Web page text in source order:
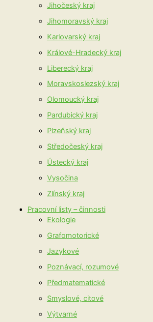
Jihočeský kraj
Jihomoravský kraj
Karlovarský kraj
Králové-Hradecký kraj
Liberecký kraj
Moravskoslezský kraj
Olomoucký kraj
Pardubický kraj
Plzeňský kraj
Středočeský kraj
Ústecký kraj
Vysočina
Zlínský kraj
Pracovní listy – činnosti
Ekologie
Grafomotorické
Jazykové
Poznávací, rozumové
Předmatematické
Smyslové, citové
Výtvarné